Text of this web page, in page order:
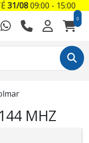
0
MHZ
31/0809:00 - 15:00